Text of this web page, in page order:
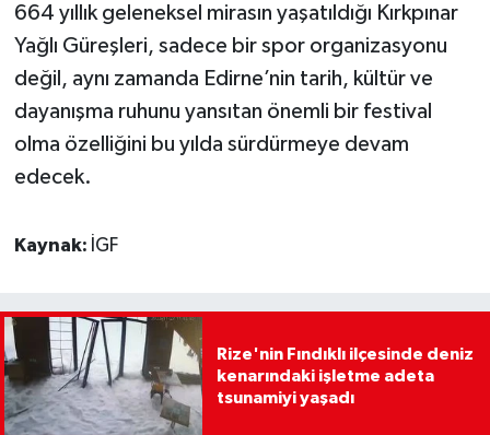
664 yıllık geleneksel mirasın yaşatıldığı Kırkpınar
Yağlı Güreşleri, sadece bir spor organizasyonu
değil, aynı zamanda Edirne’nin tarih, kültür ve
dayanışma ruhunu yansıtan önemli bir festival
olma özelliğini bu yılda sürdürmeye devam
edecek.
Kaynak: İGF
Rize'nin Fındıklı ilçesinde deniz
kenarındaki işletme adeta
tsunamiyi yaşadı